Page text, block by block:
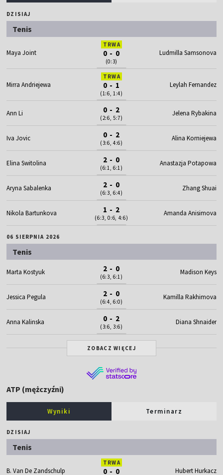
DZISIAJ
Tenis
Maya Joint
TRWA
0 - 0
(0:3)
Ludmilla Samsonova
Mirra Andriejewa
TRWA
0 - 1
(1:6, 1:4)
Leylah Fernandez
Ann Li 0 - 2
(2:6, 5:7)
Jelena Rybakina
Iva Jovic 0 - 2
(3:6, 4:6)
Alina Korniejewa
Elina Switolina 2 - 0
(6:1, 6:1)
Anastazja Potapowa
Aryna Sabalenka 2 - 0
(6:3, 6:4)
Zhang Shuai
Nikola Bartunkova 1 - 2
(6:3, 0:6, 4:6)
Amanda Anisimova
06 SIERPNIA 2026
Tenis
Marta Kostyuk 2 - 0
(6:3, 6:1)
Madison Keys
Jessica Pegula 2 - 0
(6:4, 6:0)
Kamilla Rakhimova
Anna Kalinska 0 - 2
(3:6, 3:6)
Diana Shnaider
ZOBACZ WIĘCEJ
ATP (mężczyźni)
Wyniki Terminarz
DZISIAJ
Tenis
B. Van De Zandschulp
TRWA
0 - 0 Hubert Hurkacz